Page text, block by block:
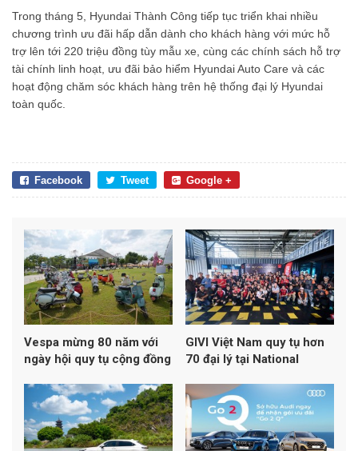
Trong tháng 5, Hyundai Thành Công tiếp tục triển khai nhiều
chương trình ưu đãi hấp dẫn dành cho khách hàng với mức hỗ
trợ lên tới 220 triệu đồng tùy mẫu xe, cùng các chính sách hỗ trợ
tài chính linh hoạt, ưu đãi bảo hiểm Hyundai Auto Care và các
hoạt động chăm sóc khách hàng trên hệ thống đại lý Hyundai
toàn quốc.
Facebook Tweet Google +
Vespa mừng 80 năm với
ngày hội quy tụ cộng đồng
quốc tế
GIVI Việt Nam quy tụ hơn
70 đại lý tại National